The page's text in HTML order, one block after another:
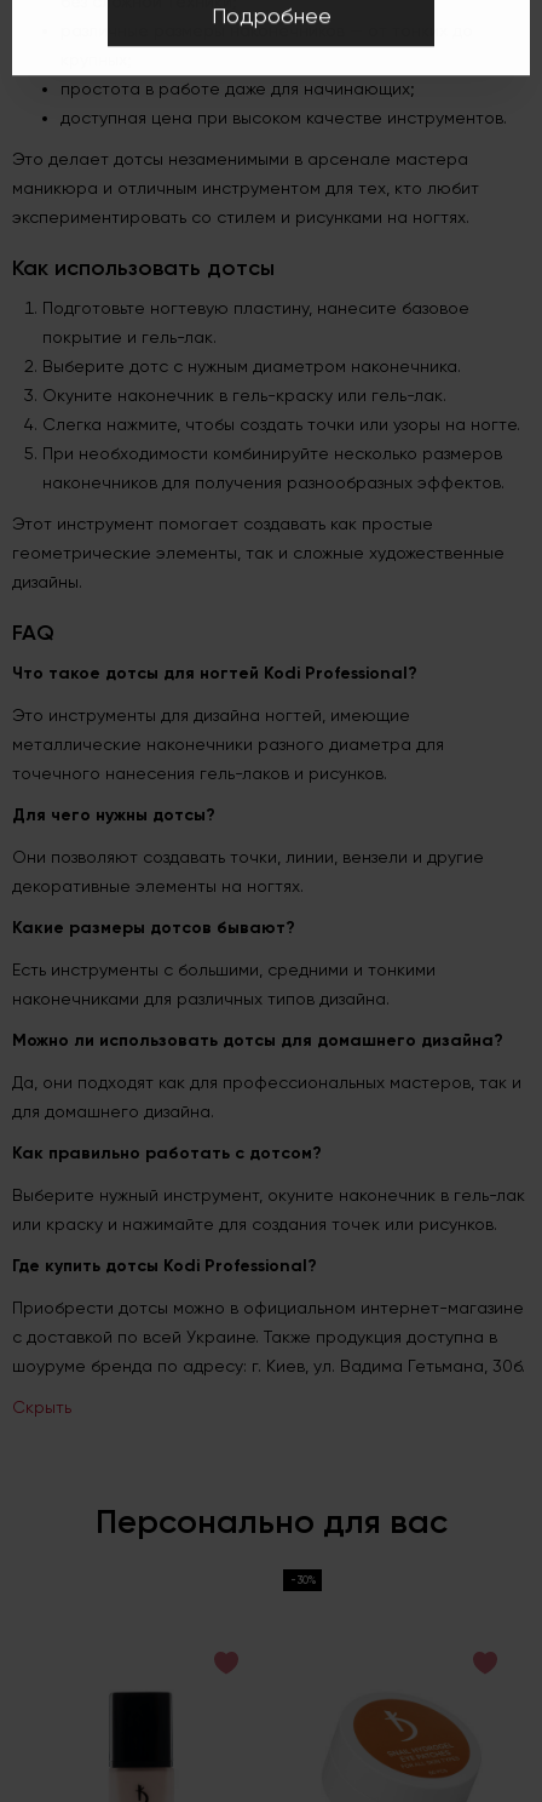
различные размеры наконечников — от тонких до
простота в работе даже для начинающих;
доступная цена при высоком качестве инструментов.
Это делает дотсы незаменимыми в арсенале мастера
маникюра и отличным инструментом для тех, кто любит
экспериментировать со стилем и рисунками на ногтях.
Как использовать дотсы
Подготовьте ногтевую пластину, нанесите базовое
покрытие и гель-лак.
Выберите дотс с нужным диаметром наконечника.
Окуните наконечник в гель-краску или гель-лак.
Слегка нажмите, чтобы создать точки или узоры на ногте.
При необходимости комбинируйте несколько размеров
наконечников для получения разнообразных эффектов.
Этот инструмент помогает создавать как простые
геометрические элементы, так и сложные художественные
дизайны.
FAQ
Что такое дотсы для ногтей Kodi Professional?
Это инструменты для дизайна ногтей, имеющие
металлические наконечники разного диаметра для
точечного нанесения гель-лаков и рисунков.
Для чего нужны дотсы?
Они позволяют создавать точки, линии, вензели и другие
декоративные элементы на ногтях.
Какие размеры дотсов бывают?
Есть инструменты с большими, средними и тонкими
наконечниками для различных типов дизайна.
Можно ли использовать дотсы для домашнего дизайна?
Да, они подходят как для профессиональных мастеров, так и
для домашнего дизайна.
Как правильно работать с дотсом?
Выберите нужный инструмент, окуните наконечник в гель-лак
или краску и нажимайте для создания точек или рисунков.
Где купить дотсы Kodi Professional?
Приобрести дотсы можно в официальном интернет-магазине
с доставкой по всей Украине. Также продукция доступна в
шоуруме бренда по адресу: г. Киев, ул. Вадима Гетьмана, 30б.
Скрыть
Персонально для вас
-30%
Подробнее